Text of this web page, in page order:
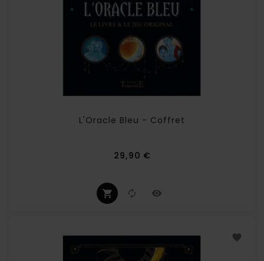
L'Oracle Bleu - Coffret
29,90 €